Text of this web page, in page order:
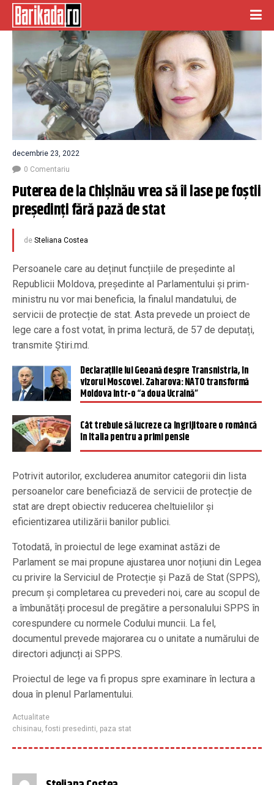
decembrie 23, 2022
0 Comentariu
Puterea de la Chișinău vrea să îi lase pe foștii
președinți fără pază de stat
de Steliana Costea
Persoanele care au deținut funcțiile de președinte al
Republicii Moldova, președinte al Parlamentului și prim-
ministru nu vor mai beneficia, la finalul mandatului, de
servicii de protecție de stat. Asta prevede un proiect de
lege care a fost votat, în prima lectură, de 57 de deputați,
transmite Știri.md.
Declarațiile lui Geoană despre Transnistria, în
vizorul Moscovei. Zaharova: NATO transformă
Moldova într-o “a doua Ucraină”
Cât trebuie să lucreze ca îngrijitoare o româncă
în Italia pentru a primi pensie
Potrivit autorilor, excluderea anumitor categorii din lista
persoanelor care beneficiază de servicii de protecție de
stat are drept obiectiv reducerea cheltuielilor și
eficientizarea utilizării banilor publici.
Totodată, în proiectul de lege examinat astăzi de
Parlament se mai propune ajustarea unor noțiuni din Legea
cu privire la Serviciul de Protecție și Pază de Stat (SPPS),
precum și completarea cu prevederi noi, care au scopul de
a îmbunătăți procesul de pregătire a personalului SPPS în
corespundere cu normele Codului muncii. La fel,
documentul prevede majorarea cu o unitate a numărului de
directori adjuncți ai SPPS.
Proiectul de lege va fi propus spre examinare în lectura a
doua în plenul Parlamentului.
Actualitate
chisinau, fosti presedinti, paza stat